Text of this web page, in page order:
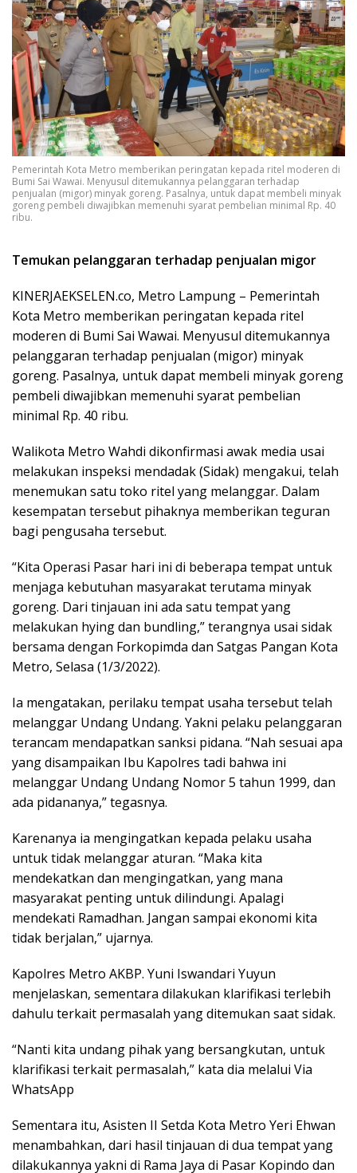
Pemerintah Kota Metro memberikan peringatan kepada ritel moderen di
Bumi Sai Wawai. Menyusul ditemukannya pelanggaran terhadap
penjualan (migor) minyak goreng. Pasalnya, untuk dapat membeli minyak
goreng pembeli diwajibkan memenuhi syarat pembelian minimal Rp. 40
ribu.
Temukan pelanggaran terhadap penjualan migor
KINERJAEKSELEN.co, Metro Lampung – Pemerintah
Kota Metro memberikan peringatan kepada ritel
moderen di Bumi Sai Wawai. Menyusul ditemukannya
pelanggaran terhadap penjualan (migor) minyak
goreng. Pasalnya, untuk dapat membeli minyak goreng
pembeli diwajibkan memenuhi syarat pembelian
minimal Rp. 40 ribu.
Walikota Metro Wahdi dikonfirmasi awak media usai
melakukan inspeksi mendadak (Sidak) mengakui, telah
menemukan satu toko ritel yang melanggar. Dalam
kesempatan tersebut pihaknya memberikan teguran
bagi pengusaha tersebut.
“Kita Operasi Pasar hari ini di beberapa tempat untuk
menjaga kebutuhan masyarakat terutama minyak
goreng. Dari tinjauan ini ada satu tempat yang
melakukan hying dan bundling,” terangnya usai sidak
bersama dengan Forkopimda dan Satgas Pangan Kota
Metro, Selasa (1/3/2022).
Ia mengatakan, perilaku tempat usaha tersebut telah
melanggar Undang Undang. Yakni pelaku pelanggaran
terancam mendapatkan sanksi pidana. “Nah sesuai apa
yang disampaikan Ibu Kapolres tadi bahwa ini
melanggar Undang Undang Nomor 5 tahun 1999, dan
ada pidananya,” tegasnya.
Karenanya ia mengingatkan kepada pelaku usaha
untuk tidak melanggar aturan. “Maka kita
mendekatkan dan mengingatkan, yang mana
masyarakat penting untuk dilindungi. Apalagi
mendekati Ramadhan. Jangan sampai ekonomi kita
tidak berjalan,” ujarnya.
Kapolres Metro AKBP. Yuni Iswandari Yuyun
menjelaskan, sementara dilakukan klarifikasi terlebih
dahulu terkait permasalah yang ditemukan saat sidak.
“Nanti kita undang pihak yang bersangkutan, untuk
klarifikasi terkait permasalah,” kata dia melalui Via
WhatsApp
Sementara itu, Asisten II Setda Kota Metro Yeri Ehwan
menambahkan, dari hasil tinjauan di dua tempat yang
dilakukannya yakni di Rama Jaya di Pasar Kopindo dan